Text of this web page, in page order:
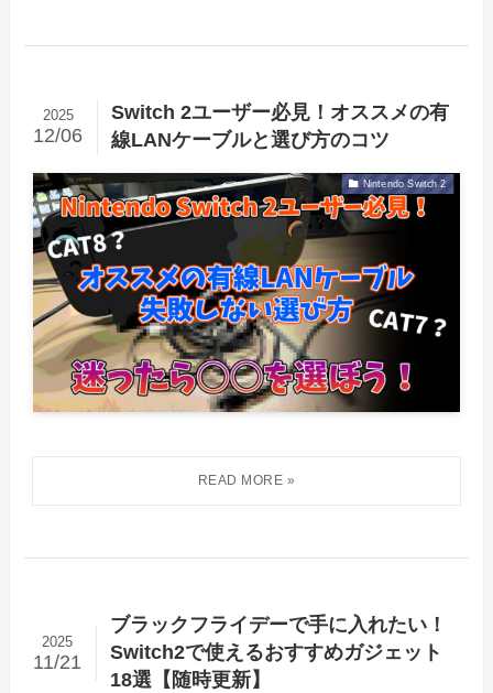
Switch 2ユーザー必見！オススメの有
線LANケーブルと選び方のコツ
2025
12/06
Nintendo Switch 2
ブラックフライデーで手に入れたい！
Switch2で使えるおすすめガジェット
18選【随時更新】
2025
11/21